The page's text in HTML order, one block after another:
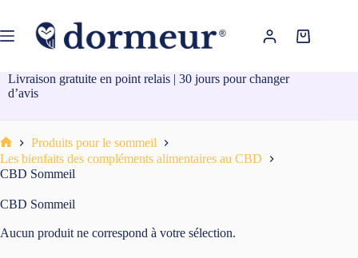
contenu
Panier
Livraison gratuite en point relais | 30 jours pour changer
d’avis
Accueil
Produits pour le sommeil
Les bienfaits des compléments alimentaires au CBD
CBD Sommeil
CBD Sommeil
Aucun produit ne correspond à votre sélection.